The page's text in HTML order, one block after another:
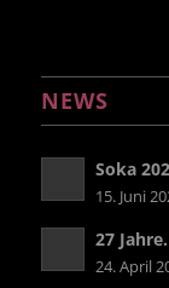
NEWS
Soka
15. Juni
27
24. April